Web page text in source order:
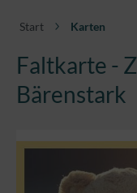
Start Karten
Faltkarte -
Bärenstark
Bildergalerie